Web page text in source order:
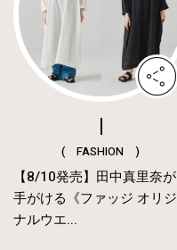
( FASHION )
【8/10発売】田中真里奈が
手がける《ファッジ オリジ
ナルウエ...